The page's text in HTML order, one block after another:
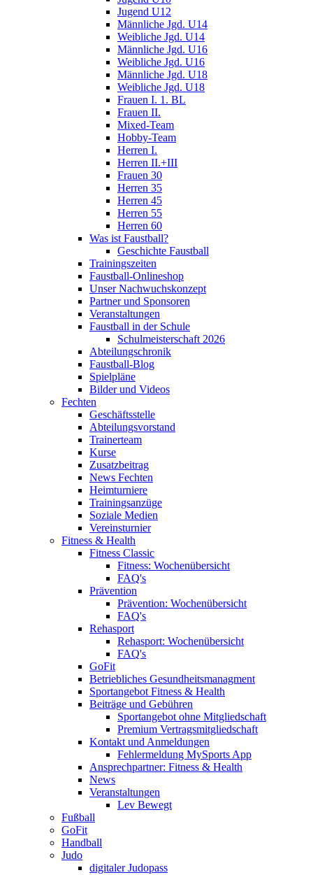
Jugend U12
Männliche Jgd. U14
Weibliche Jgd. U14
Männliche Jgd. U16
Weibliche Jgd. U16
Männliche Jgd. U18
Weibliche Jgd. U18
Frauen I. 1. BL
Frauen II.
Mixed-Team
Hobby-Team
Herren I.
Herren II.+III
Frauen 30
Herren 35
Herren 45
Herren 55
Herren 60
Was ist Faustball?
Geschichte Faustball
Trainingszeiten
Faustball-Onlineshop
Unser Nachwuchskonzept
Partner und Sponsoren
Veranstaltungen
Faustball in der Schule
Schulmeisterschaft 2026
Abteilungschronik
Faustball-Blog
Spielpläne
Bilder und Videos
Fechten
Geschäftsstelle
Abteilungsvorstand
Trainerteam
Kurse
Zusatzbeitrag
News Fechten
Heimturniere
Trainingsanzüge
Soziale Medien
Vereinsturnier
Fitness & Health
Fitness Classic
Fitness: Wochenübersicht
FAQ's
Prävention
Prävention: Wochenübersicht
FAQ's
Rehasport
Rehasport: Wochenübersicht
FAQ's
GoFit
Betriebliches Gesundheitsmanagment
Sportangebot Fitness & Health
Beiträge und Gebühren
Sportangebot ohne Mitgliedschaft
Premium Vertragsmitgliedschaft
Kontakt und Anmeldungen
Fehlermeldung MySports App
Ansprechpartner: Fitness & Health
News
Veranstaltungen
Lev Bewegt
Fußball
GoFit
Handball
Judo
digitaler Judopass